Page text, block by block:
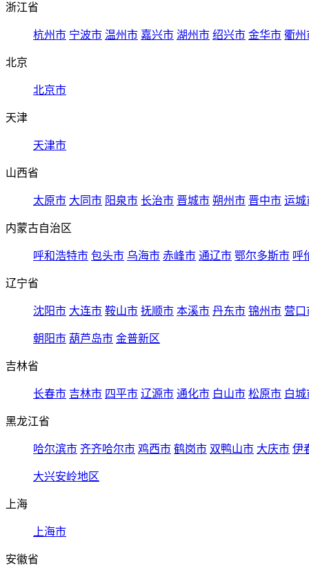
浙江省
杭州市 宁波市 温州市 嘉兴市 湖州市 绍兴市 金华市 衢州
北京
北京市
天津
天津市
山西省
太原市 大同市 阳泉市 长治市 晋城市 朔州市 晋中市 运城
内蒙古自治区
呼和浩特市 包头市 乌海市 赤峰市 通辽市 鄂尔多斯市 呼
辽宁省
沈阳市 大连市 鞍山市 抚顺市 本溪市 丹东市 锦州市 营口
朝阳市 葫芦岛市 金普新区
吉林省
长春市 吉林市 四平市 辽源市 通化市 白山市 松原市 白城
黑龙江省
哈尔滨市 齐齐哈尔市 鸡西市 鹤岗市 双鸭山市 大庆市 伊
大兴安岭地区
上海
上海市
安徽省